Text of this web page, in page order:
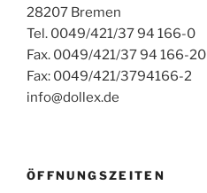
28207 Bremen
Tel. 0049/421/37 94 166-0
Fax. 0049/421/37 94 166-20
Fax: 0049/421/3794166-2
info@dollex.de
ÖFFNUNGSZEITEN